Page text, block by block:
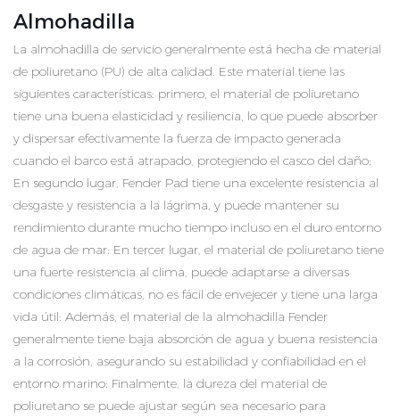
Almohadilla
La almohadilla de servicio generalmente está hecha de material
de poliuretano (PU) de alta calidad. Este material tiene las
siguientes características: primero, el material de poliuretano
tiene una buena elasticidad y resiliencia, lo que puede absorber
y dispersar efectivamente la fuerza de impacto generada
cuando el barco está atrapado, protegiendo el casco del daño;
En segundo lugar, Fender Pad tiene una excelente resistencia al
desgaste y resistencia a la lágrima, y ​​puede mantener su
rendimiento durante mucho tiempo incluso en el duro entorno
de agua de mar; En tercer lugar, el material de poliuretano tiene
una fuerte resistencia al clima, puede adaptarse a diversas
condiciones climáticas, no es fácil de envejecer y tiene una larga
vida útil; Además, el material de la almohadilla Fender
generalmente tiene baja absorción de agua y buena resistencia
a la corrosión, asegurando su estabilidad y confiabilidad en el
entorno marino; Finalmente, la dureza del material de
poliuretano se puede ajustar según sea necesario para